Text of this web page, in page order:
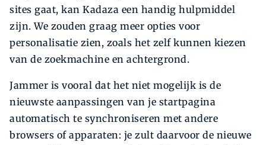
sites gaat, kan Kadaza een handig hulpmiddel
zijn. We zouden graag meer opties voor
personalisatie zien, zoals het zelf kunnen kiezen
van de zoekmachine en achtergrond.
Jammer is vooral dat het niet mogelijk is de
nieuwste aanpassingen van je startpagina
automatisch te synchroniseren met andere
browsers of apparaten: je zult daarvoor de nieuwe